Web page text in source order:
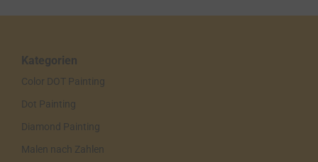
Kategorien
Color DOT Painting
Dot Painting
Diamond Painting
Malen nach Zahlen